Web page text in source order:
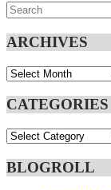
Search
for:
ARCHIVES
Archives
CATEGORIES
Categories
BLOGROLL